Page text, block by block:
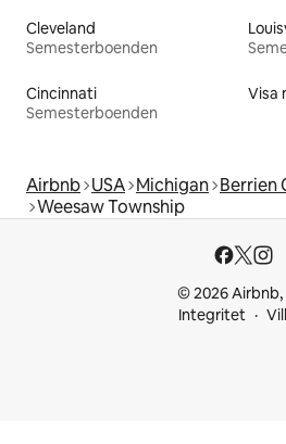
Cleveland
Semesterboenden
Cincinnati
Semesterboenden
Visa
Airbnb USA Michigan Berrien
Weesaw Township
© 2026 Airbnb,
Integritet